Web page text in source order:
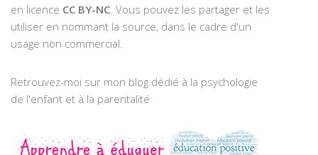
en licence CC BY-NC . Vous pouvez les partager et les
utiliser en nommant la source, dans le cadre d'un
usage non commercial.
Retrouvez-moi sur mon blog dédié à la psychologie
de l'enfant et à la parentalité